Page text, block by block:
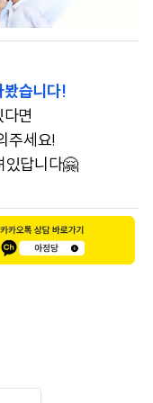
습니다!
면
주세요!
있답니다🤗